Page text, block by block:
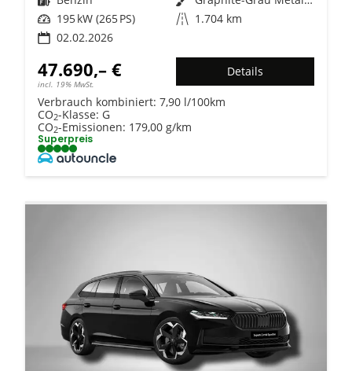
Leistung 195 kW (265 PS) Kilometerstand 1.704 km
02.02.2026
47.690,– €
incl. 19% MwSt.
Details
Verbrauch kombiniert: 7,90 l/100km
CO2-Klasse: G
CO2-Emissionen: 179,00 g/km
Superpreis